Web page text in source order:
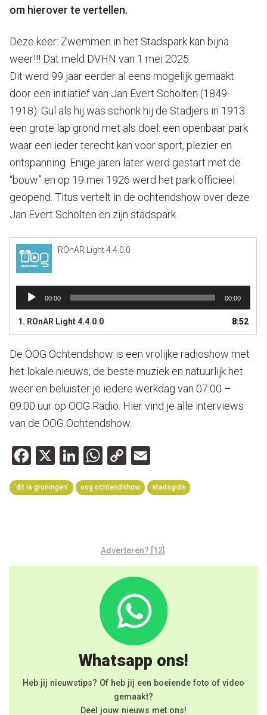
om hierover te vertellen.
Deze keer: Zwemmen in het Stadspark kan bijna
weer!!! Dat meld DVHN van 1 mei 2025.
Dit werd 99 jaar eerder al eens mogelijk gemaakt
door een initiatief van Jan Evert Scholten (1849-
1918). Gul als hij was schonk hij de Stadjers in 1913
een grote lap grond met als doel: een openbaar park
waar een ieder terecht kan voor sport, plezier en
ontspanning. Enige jaren later werd gestart met de
“bouw” en op 19 mei 1926 werd het park officieel
geopend. Titus vertelt in de ochtendshow over deze
Jan Evert Scholten en zijn stadspark.
ROnAR Light 4.4.0.0
Audiospeler
00:00 00:00
1. ROnAR Light 4.4.0.0 8:52
De OOG Ochtendshow is een vrolijke radioshow met
het lokale nieuws, de beste muziek en natuurlijk het
weer en beluister je iedere werkdag van 07:00 –
09:00 uur op OOG Radio. Hier vind je alle interviews
van de OOG Ochtendshow.
Facebook
X LinkedIn
WhatsApp
Copy
Link
'dit is groningen' oog ochtendshow stadsgids
Adverteren? [12]
Whatsapp ons!
Heb jij nieuwstips? Of heb jij een boeiende foto of video
gemaakt?
Deel jouw nieuws met ons!